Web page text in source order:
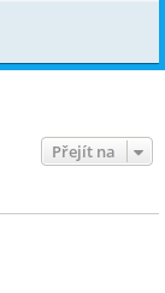
Přejít na